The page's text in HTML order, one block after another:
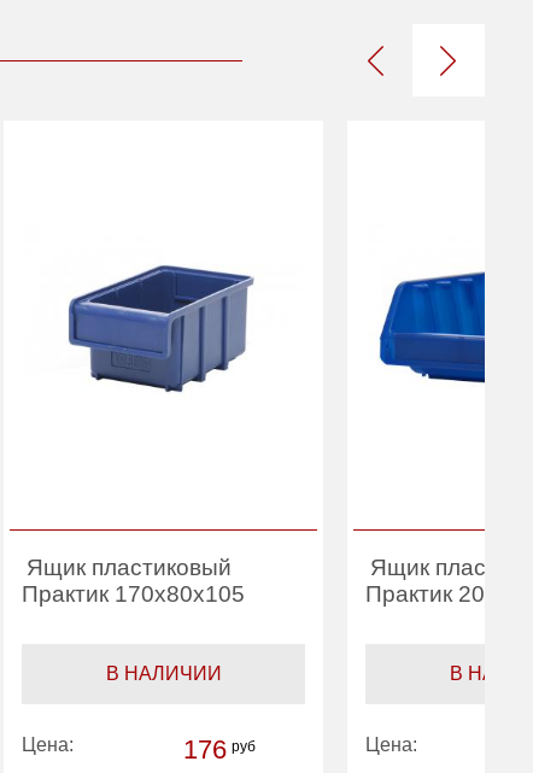
Ящик пластиковый
Практик 170x80x105
В НАЛИЧИИ
Цена: 176 руб
Ящик
Практик
В
Цена: